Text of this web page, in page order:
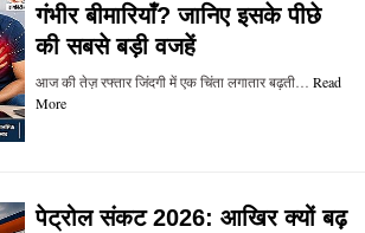
गंभीर बीमारियाँ? जानिए इसके पीछे
की सबसे बड़ी वजहें
आज की तेज़ रफ्तार जिंदगी में एक चिंता लगातार बढ़ती… Read
More
पेट्रोल संकट 2026: आखिर क्यों बढ़